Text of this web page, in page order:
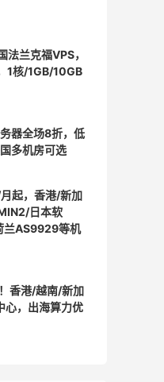
兰克福VPS，
1核/1GB/10GB
器全场8折，低
多机房可选
起，香港/新加
日本软
兰AS9929等机
香港/越南/新加
心，出海算力优